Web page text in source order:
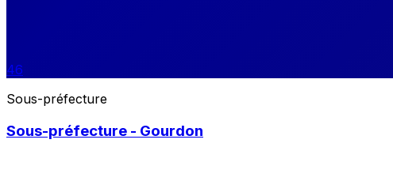
46
Sous-préfecture
Sous-préfecture - Gourdon